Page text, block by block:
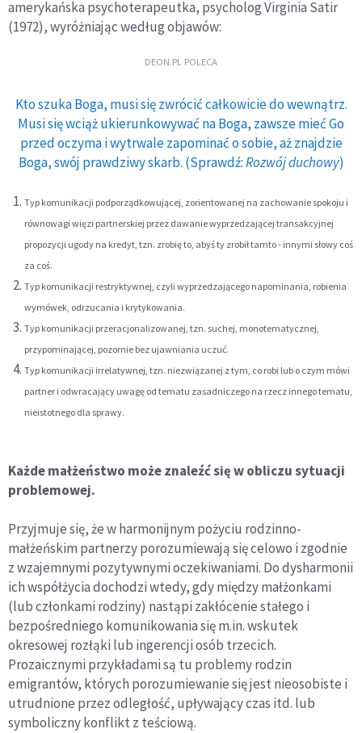
amerykańska psychoterapeutka, psycholog Virginia Satir
(1972), wyróżniając według objawów:
DEON.PL POLECA
Kto szuka Boga, musi się zwrócić całkowicie do wewnątrz.
Musi się wciąż ukierunkowywać na Boga, zawsze mieć Go
przed oczyma i wytrwale zapominać o sobie, aż znajdzie
Boga, swój prawdziwy skarb. (Sprawdź:Rozwój duchowy)
Typ komunikacji podporządkowującej, zorientowanej na zachowanie spokoju i
równowagi więzi partnerskiej przez dawanie wyprzedzającej transakcyjnej
propozycji ugody na kredyt, tzn. zrobię to, abyś ty zrobił tamto - innymi słowy coś
za coś.
Typ komunikacji restryktywnej, czyli wyprzedzającego napominania, robienia
wymówek, odrzucania i krytykowania.
Typ komunikacji przeracjonalizowanej, tzn. suchej, monotematycznej,
przypominającej, pozornie bez ujawniania uczuć.
Typ komunikacji irrelatywnej, tzn. niezwiązanej z tym, co robi lub o czym mówi
partner i odwracający uwagę od tematu zasadniczego na rzecz innego tematu,
nieistotnego dla sprawy.
Każde małżeństwo może znaleźć się w obliczu sytuacji
problemowej.
Przyjmuje się, że w harmonijnym pożyciu rodzinno-
małżeńskim partnerzy porozumiewają się celowo i zgodnie
z wzajemnymi pozytywnymi oczekiwaniami. Do dysharmonii
ich współżycia dochodzi wtedy, gdy między małżonkami
(lub członkami rodziny) nastąpi zakłócenie stałego i
bezpośredniego komunikowania się m.in. wskutek
okresowej rozłąki lub ingerencji osób trzecich.
Prozaicznymi przykładami są tu problemy rodzin
emigrantów, których porozumiewanie się jest nieosobiste i
utrudnione przez odległość, upływający czas itd. lub
symboliczny konflikt z teściową.